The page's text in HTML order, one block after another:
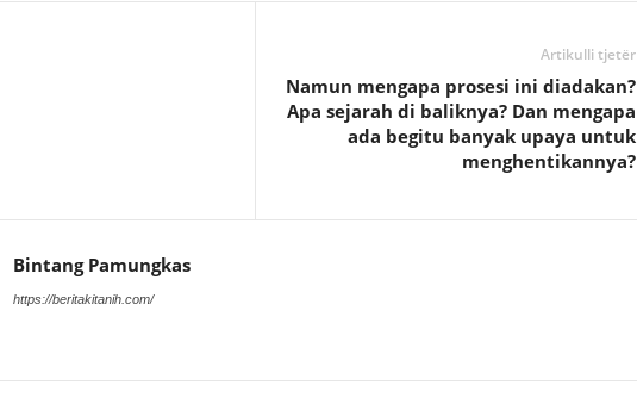
Artikulli tjetër
Namun mengapa prosesi ini diadakan?
Apa sejarah di baliknya? Dan mengapa
ada begitu banyak upaya untuk
menghentikannya?
Bintang Pamungkas
https://beritakitanih.com/